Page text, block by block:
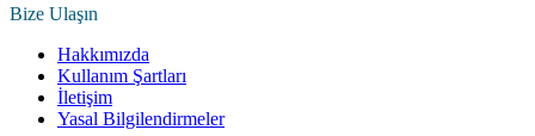
Bize Ulaşın
Hakkımızda
Kullanım Şartları
İletişim
Yasal Bilgilendirmeler